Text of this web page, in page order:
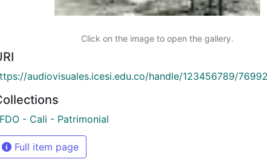
Click on the image to open the gallery.
audiovisuales.icesi.edu.co/handle/123456789/76992
- Cali - Patrimonial
Full item page